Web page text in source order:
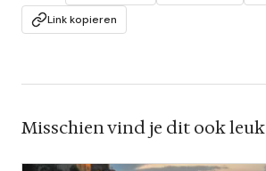
Link kopieren
Misschien vind je dit ook leuk